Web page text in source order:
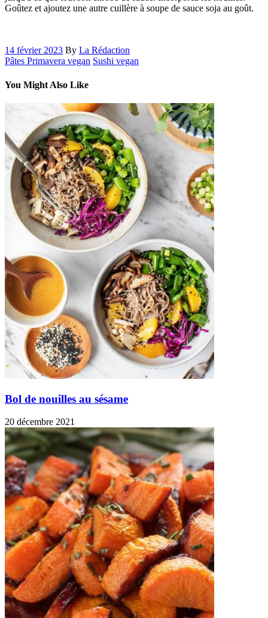
Goûtez et ajoutez une autre cuillère à soupe de sauce soja au goût.
14 février 2023 By La Rédaction
Pâtes Primavera vegan Sushi vegan
You Might Also Like
Bol de nouilles au sésame
20 décembre 2021